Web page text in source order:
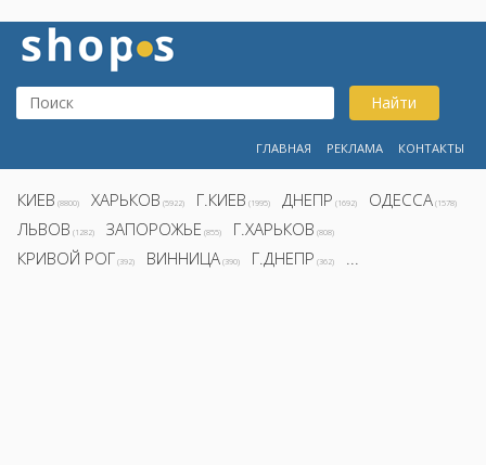
Найти
ГЛАВНАЯ РЕКЛАМА КОНТАКТЫ
КИЕВ (8800) ХАРЬКОВ (5922) Г.КИЕВ (1995) ДНЕПР (1692) ОДЕССА (1578)
ЛЬВОВ (1282) ЗАПОРОЖЬЕ (855) Г.ХАРЬКОВ (808)
КРИВОЙ РОГ (392) ВИННИЦА (390) Г.ДНЕПР (362) ...